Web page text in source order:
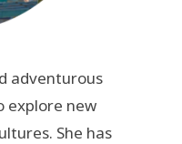
adventurous
explore new
She has